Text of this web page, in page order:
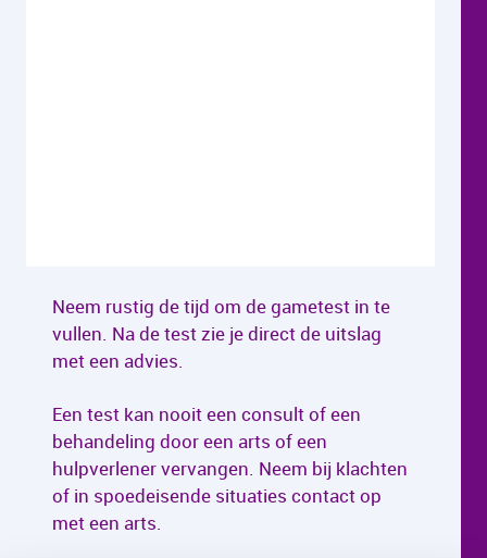
Neem rustig de tijd om de gametest in te
vullen. Na de test zie je direct de uitslag
met een advies.
Een test kan nooit een consult of een
behandeling door een arts of een
hulpverlener vervangen. Neem bij klachten
of in spoedeisende situaties contact op
met een arts.